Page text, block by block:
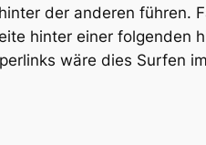
der anderen führen.
hinter einer folgenden
wäre dies Surfen